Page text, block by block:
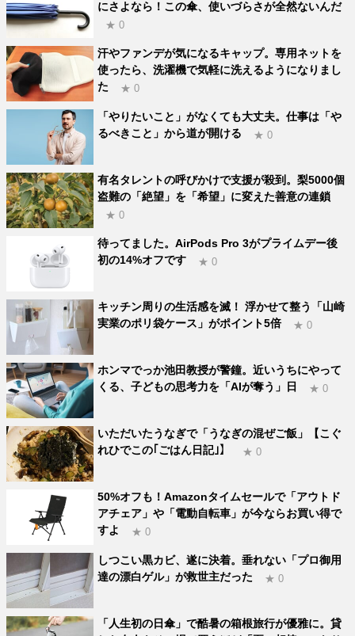
にさよなら！この傘、使いづらさが全然ないんだ
★ 0
汗やファンデが気になるキャップ。専用ネットを
使ったら、洗濯機で気軽に洗えるようになりまし
た
★ 0
「やりたいこと」がなくても大丈夫。仕事は「や
るべきこと」から道が開ける
★ 0
有名タレントの呼びかけで支援が殺到。梨5000個
盗難の「絶望」を「希望」に変えた善意の連鎖
★ 0
待ってました。AirPods Pro 3がプライムデー後
初の14%オフです
★ 0
キッチン周りの生活感を滅！ 浮かせて整う「山崎
実業のポリ袋ケース」がポイント5倍
★ 0
ホンマでっか池田教授が警鐘。近いうちにやって
くる、子どもの思考力を「AIが奪う」日
★ 0
いただいたうなぎで「うなぎの混ぜご飯」【こぐ
れひでこの｢ごはん日記｣】
★ 0
50%オフも！Amazonタイムセールで「アウトド
アチェア」や「電動自転車」が今ならお買い得で
すよ
★ 0
しつこい黒カビ、遂に決着。垂れない「プロ御用
達の漂白ゲル」が救世主だった
★ 0
「人生初の日傘」で酷暑の箱根旅行が優雅に。貸